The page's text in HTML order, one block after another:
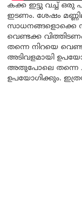
കക്ക ഇട്ടു വച്ച്
ഇടണം. ശേഷം
സാധനങ്ങളൊക്കെ
വെണ്ടക്ക
തന്നെ നിറയെ
അടിവളമായി
അതുപോലെ തന്നെ
ഉപയോഗിക്കും.